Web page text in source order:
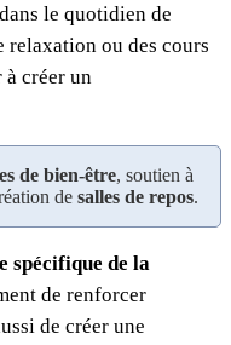
dans le quotidien de
relaxation ou des cours
à créer un
de bien-être, soutien à
de salles de repos.
spécifique de la
de renforcer
de créer une